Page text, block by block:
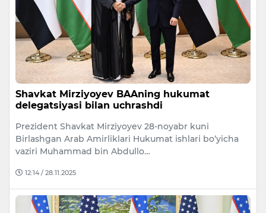
Shavkat Mirziyoyev BAAning hukumat
delegatsiyasi bilan uchrashdi
Prezident Shavkat Mirziyoyev 28-noyabr kuni
Birlashgan Arab Amirliklari Hukumat ishlari bo‘yicha
vaziri Muhammad bin Abdullo…
12:14 / 28.11.2025